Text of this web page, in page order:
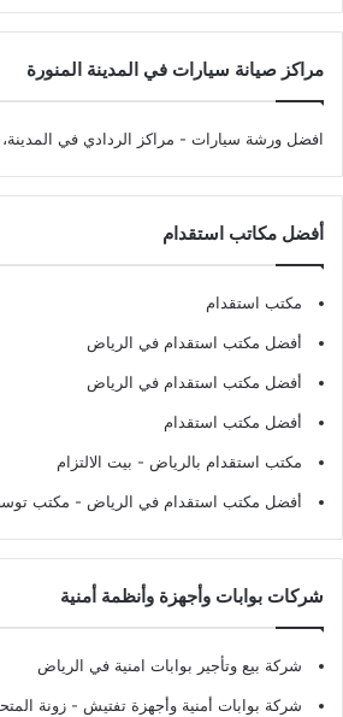
مراكز صيانة سيارات في المدينة المنورة
افضل ورشة سيارات - مراكز الردادي في
أفضل مكاتب استقدام
مكتب استقدام
أفضل مكتب استقدام في الرياض
أفضل مكتب استقدام في الرياض
أفضل مكتب استقدام
مكتب استقدام بالرياض - بيت الالتزام
أفضل مكتب استقدام في الرياض - مكتب
شركات بوابات وأجهزة وأنظمة أمنية
شركة بيع وتأجير بوابات امنية في الرياض
شركة بوابات أمنية وأجهزة تفتيش - زونة